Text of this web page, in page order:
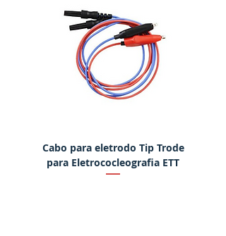
Cabo para eletrodo Tip Trode
para Eletrococleografia ETT